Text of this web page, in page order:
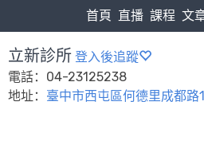
首頁 直播 課程 文
立新診所 登入後追蹤
電話：04-23125238
地址： 臺中市西屯區何德里成都路